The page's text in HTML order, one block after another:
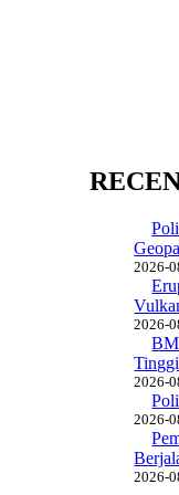
2026-
2026-
Tinggi
2026-
2026-
2026-